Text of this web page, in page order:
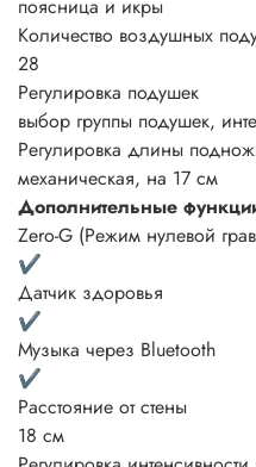
поясница и икры
Количество воздушных
28
Регулировка подушек
выбор группы подушек,
Регулировка длины
механическая, на 17 см
Дополнительные
Zero-G (Режим нулевой
✔
Датчик здоровья
✔
Музыка через Bluetooth
✔
Расстояние от стены
18 см